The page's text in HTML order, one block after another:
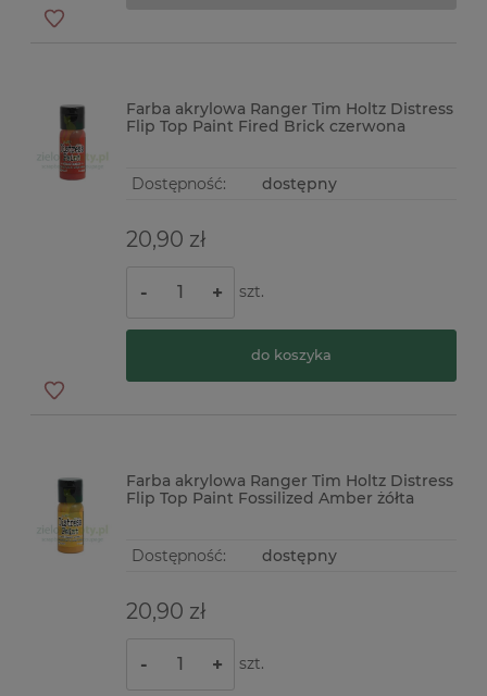
Farba akrylowa Ranger Tim Holtz Distress
Flip Top Paint Fired Brick czerwona
Dostępność: dostępny
20,90 zł
- + szt.
do koszyka
Farba akrylowa Ranger Tim Holtz Distress
Flip Top Paint Fossilized Amber żółta
Dostępność: dostępny
20,90 zł
- + szt.